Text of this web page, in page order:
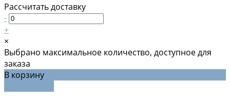
Рассчитать доставку
-
+
×
Выбрано максимальное количество, доступное для
заказа
В корзину